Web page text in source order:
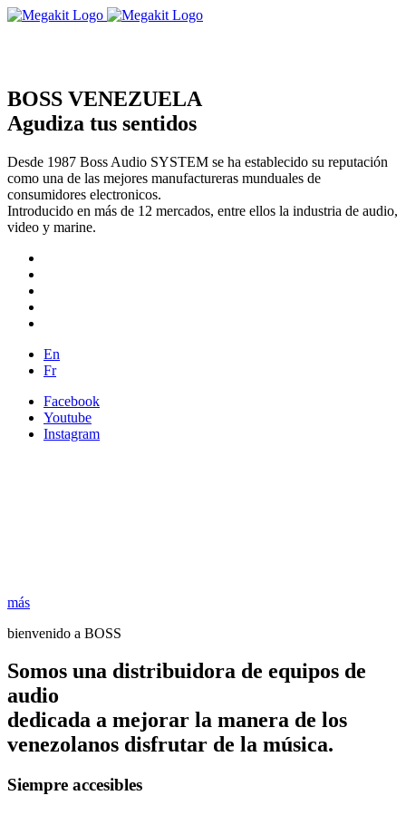
BOSS VENEZUELA
Agudiza tus sentidos
Desde 1987 Boss Audio SYSTEM se ha establecido su reputación
como una de las mejores manufactureras munduales de
consumidores electronicos.
Introducido en más de 12 mercados, entre ellos la industria de audio,
video y marine.
En
Fr
Facebook
Youtube
Instagram
más
bienvenido a BOSS
Somos una distribuidora de equipos de
audio
dedicada a mejorar la manera de los
venezolanos disfrutar de la música.
Siempre accesibles